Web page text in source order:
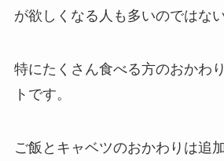
が欲しくなる人も多いのではな
特にたくさん食べる方のおかわ
トです。
ご飯とキャベツのおかわりは追